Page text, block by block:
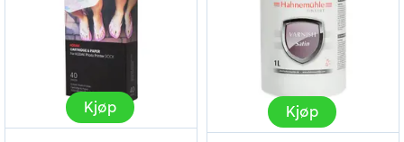
Kjøp Kjøp